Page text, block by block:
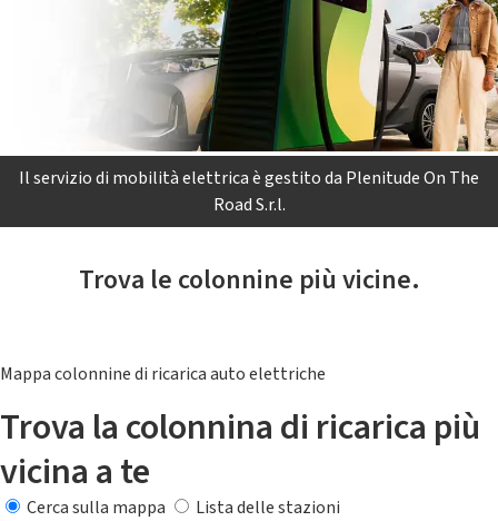
Il servizio di mobilità elettrica è gestito da Plenitude On The
Road S.r.l.
Trova le colonnine più vicine.
Mappa colonnine di ricarica auto elettriche
Trova la colonnina di ricarica più
vicina a te
Cerca sulla mappa
Lista delle stazioni